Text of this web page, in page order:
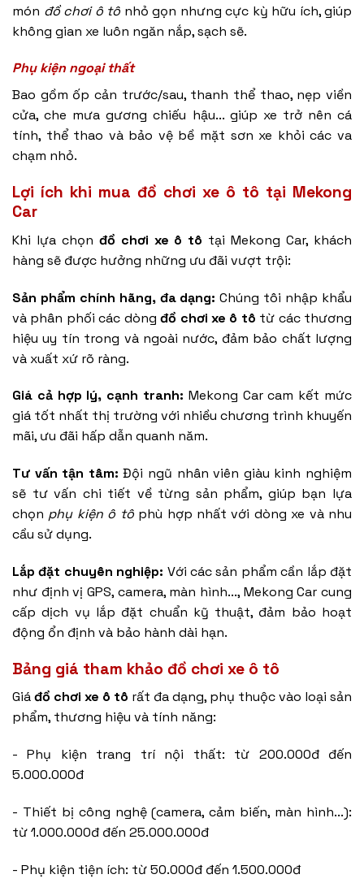
món đồ chơi ô tô nhỏ gọn nhưng cực kỳ hữu ích, giúp
không gian xe luôn ngăn nắp, sạch sẽ.
Phụ kiện ngoại thất
Bao gồm ốp cản trước/sau, thanh thể thao, nẹp viền
cửa, che mưa gương chiếu hậu... giúp xe trở nên cá
tính, thể thao và bảo vệ bề mặt sơn xe khỏi các va
chạm nhỏ.
Lợi ích khi mua đồ chơi xe ô tô tại Mekong
Car
Khi lựa chọn đồ chơi xe ô tô tại Mekong Car, khách
hàng sẽ được hưởng những ưu đãi vượt trội:
Sản phẩm chính hãng, đa dạng: Chúng tôi nhập khẩu
và phân phối các dòngđồ chơi xe ô tô từ các thương
hiệu uy tín trong và ngoài nước, đảm bảo chất lượng
và xuất xứ rõ ràng.
Giá cả hợp lý, cạnh tranh: Mekong Car cam kết mức
giá tốt nhất thị trường với nhiều chương trình khuyến
mãi, ưu đãi hấp dẫn quanh năm.
Tư vấn tận tâm: Đội ngũ nhân viên giàu kinh nghiệm
sẽ tư vấn chi tiết về từng sản phẩm, giúp bạn lựa
chọn phụ kiện ô tôphù hợp nhất với dòng xe và nhu
cầu sử dụng.
Lắp đặt chuyên nghiệp: Với các sản phẩm cần lắp đặt
như định vị GPS, camera, màn hình..., Mekong Car cung
cấp dịch vụ lắp đặt chuẩn kỹ thuật, đảm bảo hoạt
động ổn định và bảo hành dài hạn.
Bảng giá tham khảo đồ chơi xe ô tô
Giáđồ chơi xe ô tô rất đa dạng, phụ thuộc vào loại sản
phẩm, thương hiệu và tính năng:
- Phụ kiện trang trí nội thất: từ 200.000đ đến
5.000.000đ
- Thiết bị công nghệ (camera, cảm biến, màn hình...):
từ 1.000.000đ đến 25.000.000đ
- Phụ kiện tiện ích: từ 50.000đ đến 1.500.000đ